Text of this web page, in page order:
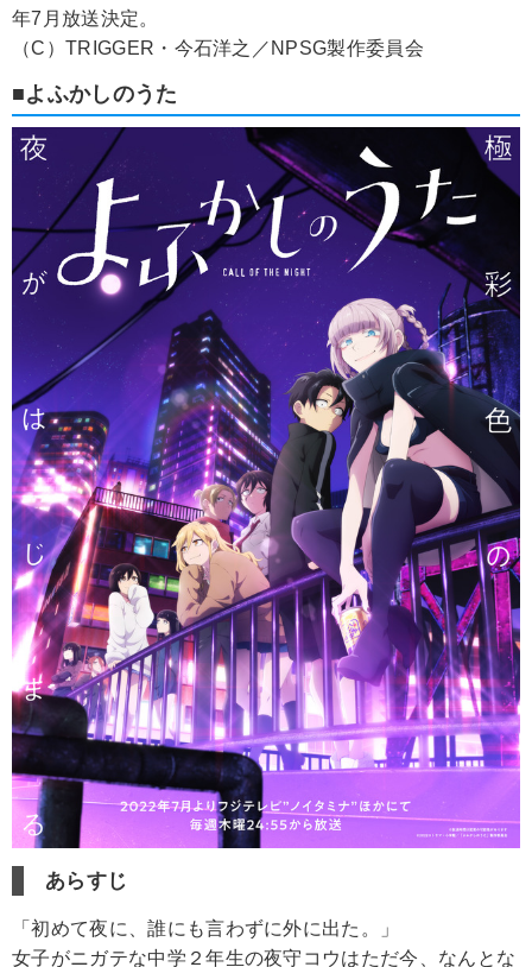
年7月放送決定。
（C）TRIGGER・今石洋之／NPSG製作委員会
■よふかしのうた
あらすじ
「初めて夜に、誰にも言わずに外に出た。」
女子がニガテな中学２年生の夜守コウはただ今、なんとな